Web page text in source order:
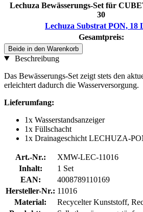
Lechuza Bewässerungs-Set für
30
Lechuza Substrat PON, 18
Gesamtpreis:
Beide in den Warenkorb
Beschreibung
Das Bewässerungs-Set zeigt stets den
erleichtert dadurch die Wasserversorgung.
Lieferumfang:
1x Wasserstandsanzeiger
1x Füllschacht
1x Drainageschicht LECHUZA-
Art.-Nr.:
XMW-LEC-11016
Inhalt:
1 Set
EAN:
4008789110169
Hersteller-Nr.: 11016
Material:
Recycelter Kunststoff,